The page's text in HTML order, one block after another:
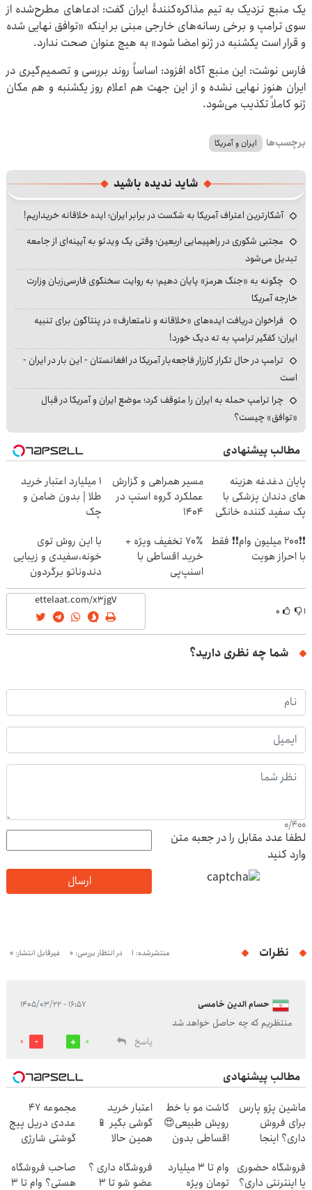
یک منبع نزدیک به تیم مذاکره‌کنندۀ ایران گفت: ادعاهای مطرح‌شده از
سوی ترامپ و برخی رسانه‌های خارجی مبنی بر اینکه «توافق نهایی شده
و قرار است یکشنبه در ژنو امضا شود» به هیچ عنوان صحت ندارد.
فارس نوشت: این منبع آگاه افزود: اساساً روند بررسی و تصمیم‌گیری در
ایران هنوز نهایی نشده و از این جهت هم اعلام روز یکشنبه و هم مکان
ژنو کاملاً تکذیب می‌شود.
برچسب‌ها ایران و آمریکا
شاید ندیده باشید
آشکارترین اعتراف آمریکا به شکست در برابر ایران؛ ایده خلاقانه خریداریم!
مجتبی شکوری در راهپیمایی اربعین؛ وقتی یک ویدئو به آیینه‌ای از جامعه
تبدیل می‌شود
چگونه به «جنگ هرمز» پایان دهیم؛ به روایت سخنگوی فارسی‌زبان وزارت
خارجه آمریکا
فراخوان دریافت ایده‌های «خلاقانه و نامتعارف» در پنتاگون برای تنبیه
ایران؛ کفگیر ترامپ به ته دیگ خورد!
ترامپ در حال تکرار کارزار فاجعه‌بار آمریکا در افغانستان - این بار در ایران -
است
چرا ترامپ حمله به ایران را متوقف کرد؛ موضع ایران و آمریکا در قبال
«توافق» چیست؟
مطالب پیشنهادی
پایان دغدغه هزینه
های دندان پزشکی با
پک سفید کننده خانگی
مسیر همراهی و گزارش
عملکرد گروه اسنپ در
۱۴۰۴
۱ میلیارد اعتبار خرید
طلا | بدون ضامن و
چک
❗❗200 میلیون وام❗❗ فقط
با احراز هویت
70٪ تخفیف ویژه +
خرید اقساطی با
اسنپ‌پی
با این روش توی
خونه،سفیدی و زیبایی
دندوناتو برگردون
(40%off)
۱ ۰
شما چه نظری دارید؟
0/400
لطفا عدد مقابل را در جعبه متن
وارد کنید
ارسال
نظرات منتشرشده: 1 در انتظار بررسی: 0 غیرقابل انتشار: 0
حسام الدین خامسی ۱۶:۵۷ - ۱۴۰۵/۰۳/۲۲
منتظریم که چه حاصل خواهد شد
پاسخ
0
0
مطالب پیشنهادی
ماشین پژو پارس
برای فروش
داری؟ اینجا
کاشت مو با خط
رویش طبیعی😍
اقساطی بدون
اعتبار خرید
گوشی بگیر 📱
همین حالا
بده 🎯
مجموعه 47
عددی دریل پیچ
گوشتی شارژی
محدود)
فروشگاه حضوری
یا اینترنتی داری؟
وام تا ۳ میلیارد
تومان ویژه
فروشگاه داری ؟
عضو شو تا 3
صاحب فروشگاه
هستی؟ وام تا ۳